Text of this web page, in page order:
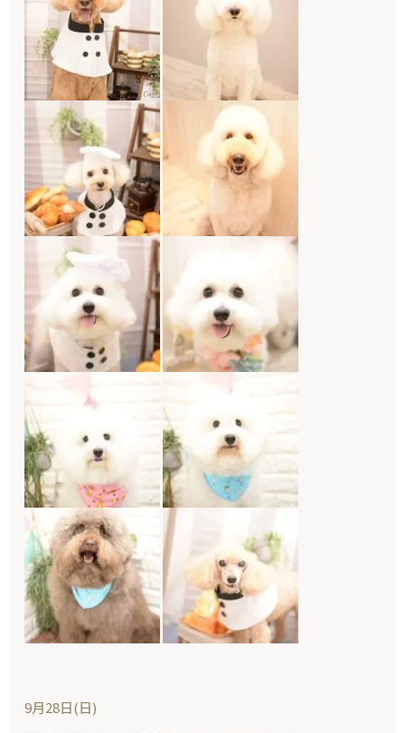
9月28日(日)